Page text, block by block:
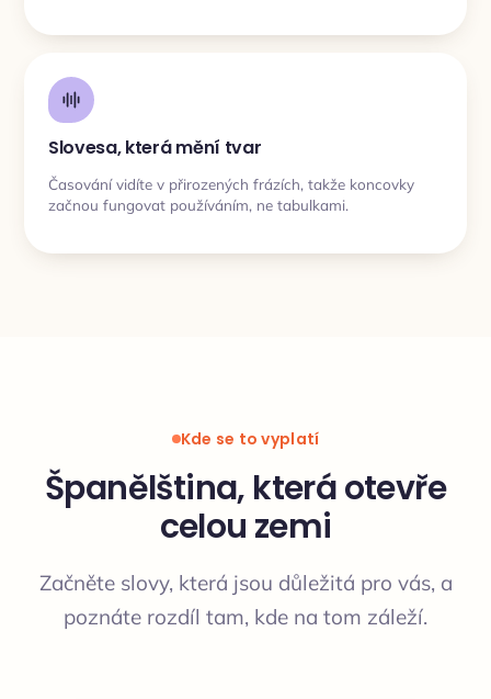
Slovesa, která mění tvar
Časování vidíte v přirozených frázích, takže koncovky
začnou fungovat používáním, ne tabulkami.
Kde se to vyplatí
Španělština, která otevře
celou zemi
Začněte slovy, která jsou důležitá pro vás, a
poznáte rozdíl tam, kde na tom záleží.